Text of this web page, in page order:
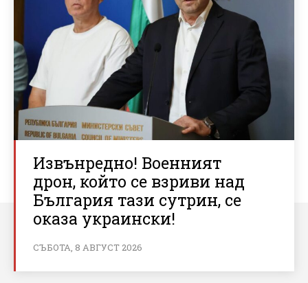
Извънредно! Военният
дрон, който се взриви над
България тази сутрин, се
оказа украински!
СЪБОТА, 8 АВГУСТ 2026